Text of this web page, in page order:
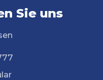
Sie uns